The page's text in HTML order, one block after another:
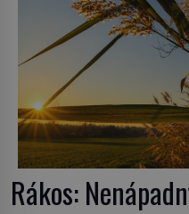
Rákos: